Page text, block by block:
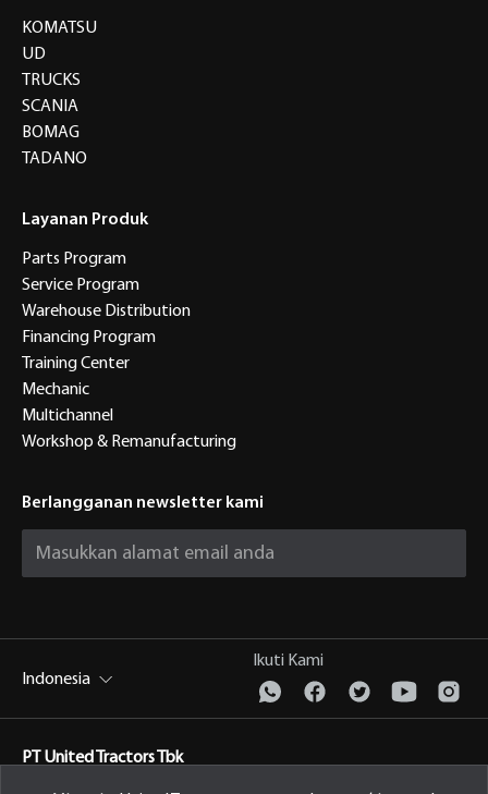
KOMATSU
UD
TRUCKS
SCANIA
BOMAG
TADANO
Layanan Produk
Parts Program
Service Program
Warehouse Distribution
Financing Program
Training Center
Mechanic
Multichannel
Workshop & Remanufacturing
Berlangganan newsletter kami
Indonesia
Ikuti Kami
PT United Tractors Tbk